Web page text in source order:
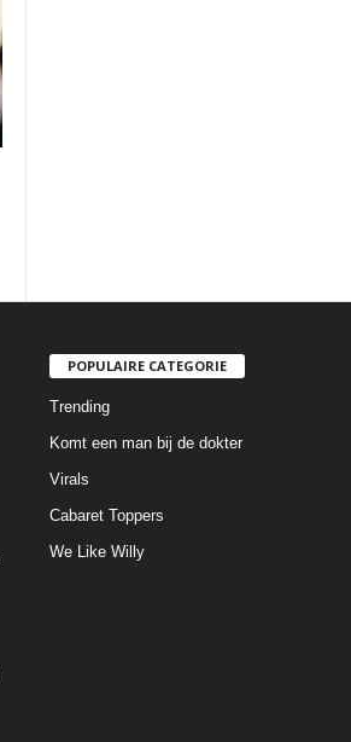
POPULAIRE CATEGORIE
Trending
Komt een man bij de dokter
Virals
Cabaret Toppers
We Like Willy